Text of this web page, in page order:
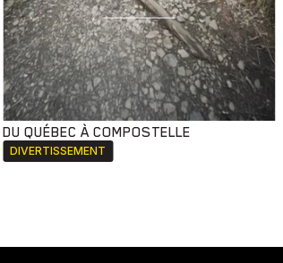
DU QUÉBEC À COMPOSTELLE
DIVERTISSEMENT